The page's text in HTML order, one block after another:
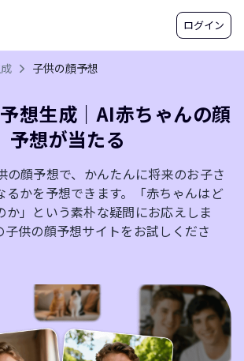
ログイン
子供の顔予想
想生成｜AI赤ちゃんの顔
予想が当たる
顔予想で、かんたんに将来のお子さ
るかを予想できます。「赤ちゃんはど
か」という素朴な疑問にお応えしま
子供の顔予想サイトをお試しくださ